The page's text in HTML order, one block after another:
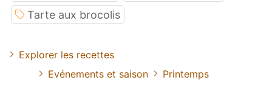
Tarte aux brocolis
Explorer les recettes
Evénements et saison
Printemps